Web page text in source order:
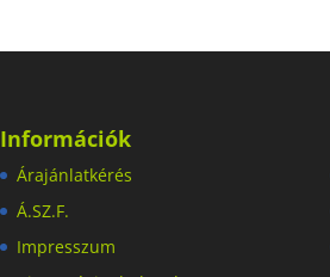
Információk
Árajánlatkérés
Á.SZ.F.
Impresszum